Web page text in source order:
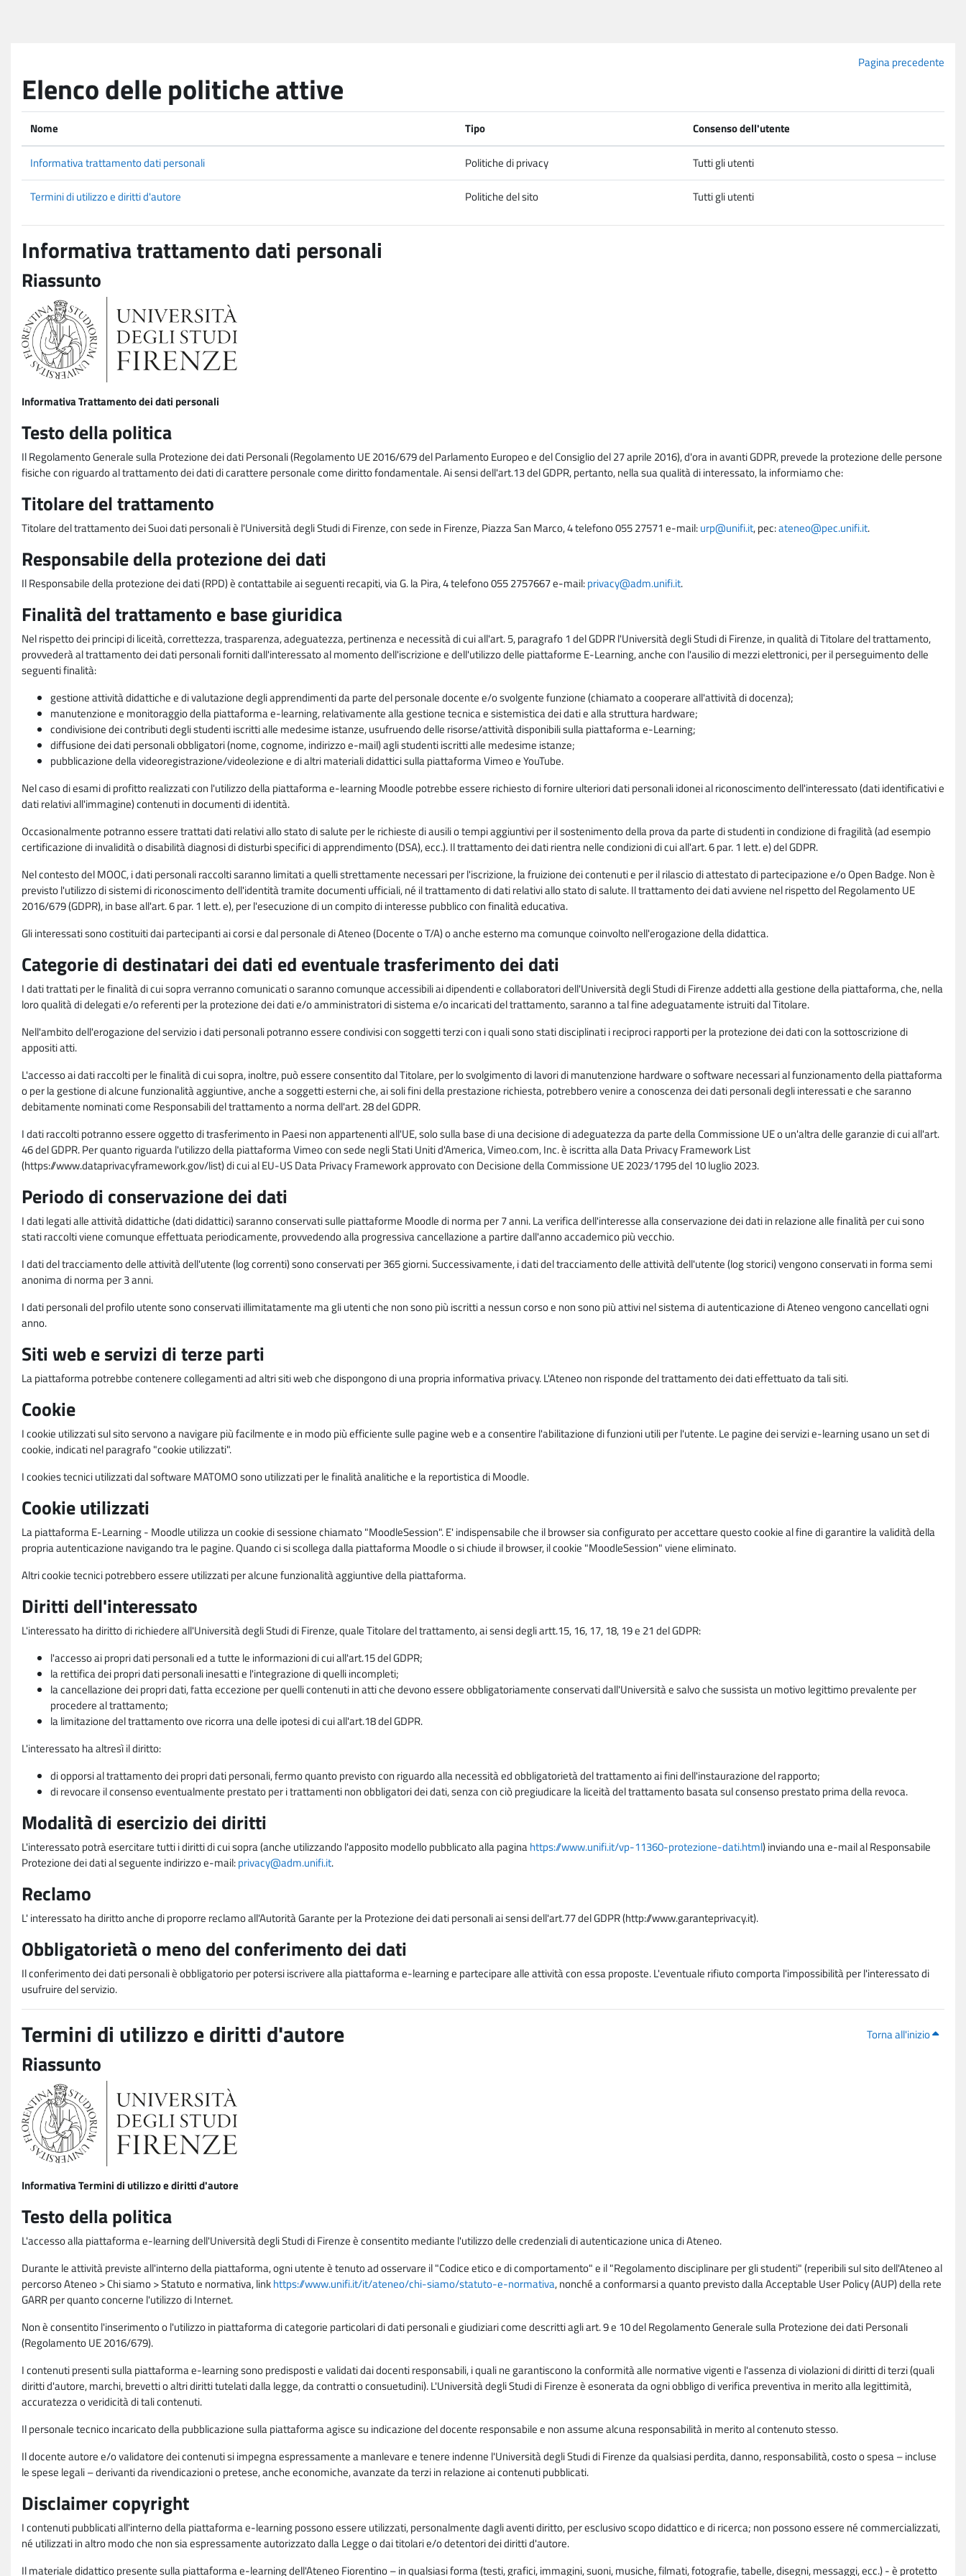
Pagina precedente
Elenco delle politiche attive
Nome Tipo Consenso dell'utente
Informativa trattamento dati personali Politiche di privacy Tutti gli utenti
Termini di utilizzo e diritti d'autore Politiche del sito Tutti gli utenti
Informativa trattamento dati personali
Riassunto
Informativa Trattamento dei dati personali
Testo della politica
Il Regolamento Generale sulla Protezione dei dati Personali (Regolamento UE 2016/679 del Parlamento Europeo e del Consiglio del 27 aprile 2016), d'ora in avanti GDPR, prevede la protezione delle persone
fisiche con riguardo al trattamento dei dati di carattere personale come diritto fondamentale. Ai sensi dell'art.13 del GDPR, pertanto, nella sua qualità di interessato, la informiamo che:
Titolare del trattamento
Titolare del trattamento dei Suoi dati personali è l'Università degli Studi di Firenze, con sede in Firenze, Piazza San Marco, 4 telefono 055 27571 e-mail:urp@unifi.it, pec:ateneo@pec.unifi.it.
Responsabile della protezione dei dati
Il Responsabile della protezione dei dati (RPD) è contattabile ai seguenti recapiti, via G. la Pira, 4 telefono 055 2757667 e-mail:privacy@adm.unifi.it.
Finalità del trattamento e base giuridica
Nel rispetto dei principi di liceità, correttezza, trasparenza, adeguatezza, pertinenza e necessità di cui all'art. 5, paragrafo 1 del GDPR l'Università degli Studi di Firenze, in qualità di Titolare del trattamento,
provvederà al trattamento dei dati personali forniti dall'interessato al momento dell'iscrizione e dell'utilizzo delle piattaforme E-Learning, anche con l'ausilio di mezzi elettronici, per il perseguimento delle
seguenti finalità:
gestione attività didattiche e di valutazione degli apprendimenti da parte del personale docente e/o svolgente funzione (chiamato a cooperare all'attività di docenza);
manutenzione e monitoraggio della piattaforma e-learning, relativamente alla gestione tecnica e sistemistica dei dati e alla struttura hardware;
condivisione dei contributi degli studenti iscritti alle medesime istanze, usufruendo delle risorse/attività disponibili sulla piattaforma e-Learning;
diffusione dei dati personali obbligatori (nome, cognome, indirizzo e-mail) agli studenti iscritti alle medesime istanze;
pubblicazione della videoregistrazione/videolezione e di altri materiali didattici sulla piattaforma Vimeo e YouTube.
Nel caso di esami di profitto realizzati con l'utilizzo della piattaforma e-learning Moodle potrebbe essere richiesto di fornire ulteriori dati personali idonei al riconoscimento dell'interessato (dati identificativi e
dati relativi all'immagine) contenuti in documenti di identità.
Occasionalmente potranno essere trattati dati relativi allo stato di salute per le richieste di ausili o tempi aggiuntivi per il sostenimento della prova da parte di studenti in condizione di fragilità (ad esempio
certificazione di invalidità o disabilità diagnosi di disturbi specifici di apprendimento (DSA), ecc.). Il trattamento dei dati rientra nelle condizioni di cui all'art. 6 par. 1 lett. e) del GDPR.
Nel contesto del MOOC, i dati personali raccolti saranno limitati a quelli strettamente necessari per l'iscrizione, la fruizione dei contenuti e per il rilascio di attestato di partecipazione e/o Open Badge. Non è
previsto l'utilizzo di sistemi di riconoscimento dell'identità tramite documenti ufficiali, né il trattamento di dati relativi allo stato di salute. Il trattamento dei dati avviene nel rispetto del Regolamento UE
2016/679 (GDPR), in base all'art. 6 par. 1 lett. e), per l'esecuzione di un compito di interesse pubblico con finalità educativa.
Gli interessati sono costituiti dai partecipanti ai corsi e dal personale di Ateneo (Docente o T/A) o anche esterno ma comunque coinvolto nell'erogazione della didattica.
Categorie di destinatari dei dati ed eventuale trasferimento dei dati
I dati trattati per le finalità di cui sopra verranno comunicati o saranno comunque accessibili ai dipendenti e collaboratori dell'Università degli Studi di Firenze addetti alla gestione della piattaforma, che, nella
loro qualità di delegati e/o referenti per la protezione dei dati e/o amministratori di sistema e/o incaricati del trattamento, saranno a tal fine adeguatamente istruiti dal Titolare.
Nell'ambito dell'erogazione del servizio i dati personali potranno essere condivisi con soggetti terzi con i quali sono stati disciplinati i reciproci rapporti per la protezione dei dati con la sottoscrizione di
appositi atti.
L'accesso ai dati raccolti per le finalità di cui sopra, inoltre, può essere consentito dal Titolare, per lo svolgimento di lavori di manutenzione hardware o software necessari al funzionamento della piattaforma
o per la gestione di alcune funzionalità aggiuntive, anche a soggetti esterni che, ai soli fini della prestazione richiesta, potrebbero venire a conoscenza dei dati personali degli interessati e che saranno
debitamente nominati come Responsabili del trattamento a norma dell'art. 28 del GDPR.
I dati raccolti potranno essere oggetto di trasferimento in Paesi non appartenenti all'UE, solo sulla base di una decisione di adeguatezza da parte della Commissione UE o un'altra delle garanzie di cui all'art.
46 del GDPR. Per quanto riguarda l'utilizzo della piattaforma Vimeo con sede negli Stati Uniti d'America, Vimeo.com, Inc. è iscritta alla Data Privacy Framework List
(https://www.dataprivacyframework.gov/list) di cui al EU-US Data Privacy Framework approvato con Decisione della Commissione UE 2023/1795 del 10 luglio 2023.
Periodo di conservazione dei dati
I dati legati alle attività didattiche (dati didattici) saranno conservati sulle piattaforme Moodle di norma per 7 anni. La verifica dell'interesse alla conservazione dei dati in relazione alle finalità per cui sono
stati raccolti viene comunque effettuata periodicamente, provvedendo alla progressiva cancellazione a partire dall'anno accademico più vecchio.
I dati del tracciamento delle attività dell'utente (log correnti) sono conservati per 365 giorni. Successivamente, i dati del tracciamento delle attività dell'utente (log storici) vengono conservati in forma semi
anonima di norma per 3 anni.
I dati personali del profilo utente sono conservati illimitatamente ma gli utenti che non sono più iscritti a nessun corso e non sono più attivi nel sistema di autenticazione di Ateneo vengono cancellati ogni
anno.
Siti web e servizi di terze parti
La piattaforma potrebbe contenere collegamenti ad altri siti web che dispongono di una propria informativa privacy. L'Ateneo non risponde del trattamento dei dati effettuato da tali siti.
Cookie
I cookie utilizzati sul sito servono a navigare più facilmente e in modo più efficiente sulle pagine web e a consentire l'abilitazione di funzioni utili per l'utente. Le pagine dei servizi e-learning usano un set di
cookie, indicati nel paragrafo "cookie utilizzati".
I cookies tecnici utilizzati dal software MATOMO sono utilizzati per le finalità analitiche e la reportistica di Moodle.
Cookie utilizzati
La piattaforma E-Learning - Moodle utilizza un cookie di sessione chiamato "MoodleSession". E' indispensabile che il browser sia configurato per accettare questo cookie al fine di garantire la validità della
propria autenticazione navigando tra le pagine. Quando ci si scollega dalla piattaforma Moodle o si chiude il browser, il cookie "MoodleSession" viene eliminato.
Altri cookie tecnici potrebbero essere utilizzati per alcune funzionalità aggiuntive della piattaforma.
Diritti dell'interessato
L'interessato ha diritto di richiedere all'Università degli Studi di Firenze, quale Titolare del trattamento, ai sensi degli artt.15, 16, 17, 18, 19 e 21 del GDPR:
l'accesso ai propri dati personali ed a tutte le informazioni di cui all'art.15 del GDPR;
la rettifica dei propri dati personali inesatti e l'integrazione di quelli incompleti;
la cancellazione dei propri dati, fatta eccezione per quelli contenuti in atti che devono essere obbligatoriamente conservati dall'Università e salvo che sussista un motivo legittimo prevalente per
procedere al trattamento;
la limitazione del trattamento ove ricorra una delle ipotesi di cui all'art.18 del GDPR.
L'interessato ha altresì il diritto:
di opporsi al trattamento dei propri dati personali, fermo quanto previsto con riguardo alla necessità ed obbligatorietà del trattamento ai fini dell'instaurazione del rapporto;
di revocare il consenso eventualmente prestato per i trattamenti non obbligatori dei dati, senza con ciò pregiudicare la liceità del trattamento basata sul consenso prestato prima della revoca.
Modalità di esercizio dei diritti
L'interessato potrà esercitare tutti i diritti di cui sopra (anche utilizzando l'apposito modello pubblicato alla paginahttps://www.unifi.it/vp-11360-protezione-dati.html) inviando una e-mail al Responsabile
Protezione dei dati al seguente indirizzo e-mail:privacy@adm.unifi.it.
Reclamo
L' interessato ha diritto anche di proporre reclamo all'Autorità Garante per la Protezione dei dati personali ai sensi dell'art.77 del GDPR (http://www.garanteprivacy.it).
Obbligatorietà o meno del conferimento dei dati
Il conferimento dei dati personali è obbligatorio per potersi iscrivere alla piattaforma e-learning e partecipare alle attività con essa proposte. L'eventuale rifiuto comporta l'impossibilità per l'interessato di
usufruire del servizio.
Torna all'inizio
Termini di utilizzo e diritti d'autore
Riassunto
Informativa Termini di utilizzo e diritti d'autore
Testo della politica
L'accesso alla piattaforma e-learning dell'Università degli Studi di Firenze è consentito mediante l'utilizzo delle credenziali di autenticazione unica di Ateneo.
Durante le attività previste all'interno della piattaforma, ogni utente è tenuto ad osservare il "Codice etico e di comportamento" e il "Regolamento disciplinare per gli studenti" (reperibili sul sito dell'Ateneo al
percorso Ateneo > Chi siamo > Statuto e normativa, linkhttps://www.unifi.it/it/ateneo/chi-siamo/statuto-e-normativa, nonché a conformarsi a quanto previsto dalla Acceptable User Policy (AUP) della rete
GARR per quanto concerne l'utilizzo di Internet.
Non è consentito l'inserimento o l'utilizzo in piattaforma di categorie particolari di dati personali e giudiziari come descritti agli art. 9 e 10 del Regolamento Generale sulla Protezione dei dati Personali
(Regolamento UE 2016/679).
I contenuti presenti sulla piattaforma e-learning sono predisposti e validati dai docenti responsabili, i quali ne garantiscono la conformità alle normative vigenti e l'assenza di violazioni di diritti di terzi (quali
diritti d'autore, marchi, brevetti o altri diritti tutelati dalla legge, da contratti o consuetudini). L'Università degli Studi di Firenze è esonerata da ogni obbligo di verifica preventiva in merito alla legittimità,
accuratezza o veridicità di tali contenuti.
Il personale tecnico incaricato della pubblicazione sulla piattaforma agisce su indicazione del docente responsabile e non assume alcuna responsabilità in merito al contenuto stesso.
Il docente autore e/o validatore dei contenuti si impegna espressamente a manlevare e tenere indenne l'Università degli Studi di Firenze da qualsiasi perdita, danno, responsabilità, costo o spesa – incluse
le spese legali – derivanti da rivendicazioni o pretese, anche economiche, avanzate da terzi in relazione ai contenuti pubblicati.
Disclaimer copyright
I contenuti pubblicati all'interno della piattaforma e-learning possono essere utilizzati, personalmente dagli aventi diritto, per esclusivo scopo didattico e di ricerca; non possono essere né commercializzati,
né utilizzati in altro modo che non sia espressamente autorizzato dalla Legge o dai titolari e/o detentori dei diritti d'autore.
Il materiale didattico presente sulla piattaforma e-learning dell'Ateneo Fiorentino – in qualsiasi forma (testi, grafici, immagini, suoni, musiche, filmati, fotografie, tabelle, disegni, messaggi, ecc.) - è protetto